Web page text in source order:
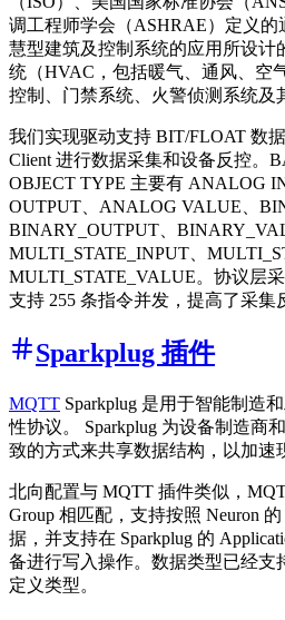
调工程师学会（ASHRAE）定义的
慧型建筑及控制系统的应用所设计
统（HVAC，包括暖气、通风、空
控制、门禁系统、火警侦测系统及
我们实现驱动支持 BIT/FLOAT 数
Client 进行数据采集和设备反控。
OBJECT TYPE 主要有 ANALOG
OUTPUT、ANALOG VALUE、
BINARY_OUTPUT、
MULTI_STATE_INPUT、
MULTI_STATE_VALUE。协议层
支持 255 条指令并发，提高了采集
Sparkplug 插件
MQTT Sparkplug 是用于智能制造
性协议。 Sparkplug 为设备制造商
致的方式来共享数据结构，以加速
北向配置与 MQTT 插件类似，
Group 相匹配，支持按照 Neuron
据，并支持在 Sparkplug 的
备进行写入操作。数据类型已经支
定义类型。